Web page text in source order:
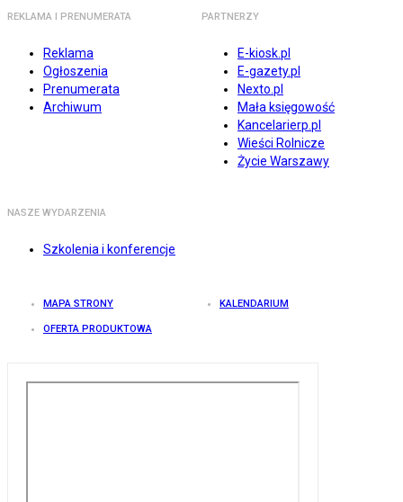
REKLAMA I PRENUMERATA
Reklama
Ogłoszenia
Prenumerata
Archiwum
PARTNERZY
E-kiosk.pl
E-gazety.pl
Nexto.pl
Mała księgowość
Kancelarierp.pl
Wieści Rolnicze
Życie Warszawy
NASZE WYDARZENIA
Szkolenia i konferencje
MAPA STRONY KALENDARIUM
OFERTA PRODUKTOWA